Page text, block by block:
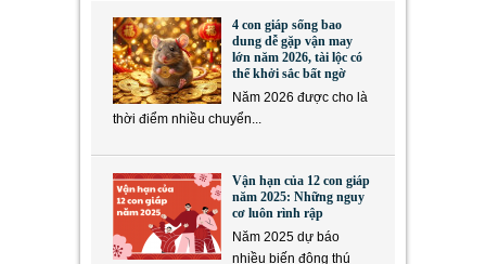
4 con giáp sống bao
dung dễ gặp vận may
lớn năm 2026, tài lộc có
thể khởi sắc bất ngờ
Năm 2026 được cho là
thời điểm nhiều chuyển...
Vận hạn của 12 con giáp
năm 2025: Những nguy
cơ luôn rình rập
Năm 2025 dự báo
nhiều biến động thú